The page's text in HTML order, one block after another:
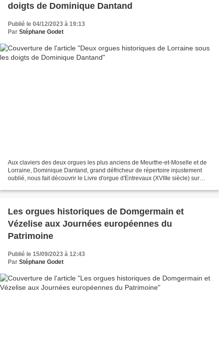
doigts de Dominique Dantand
Publié le 04/12/2023 à 19:13
Par Stéphane Godet
Aux claviers des deux orgues les plus anciens de Meurthe-et-Moselle et de
Lorraine, Dominique Dantand, grand défricheur de répertoire injustement
oublié, nous fait découvrir le Livre d'orgue d'Entrevaux (XVIIIe siècle) sur
Les orgues historiques de Domgermain et
Vézelise aux Journées européennes du
Patrimoine
Publié le 15/09/2023 à 12:43
Par Stéphane Godet